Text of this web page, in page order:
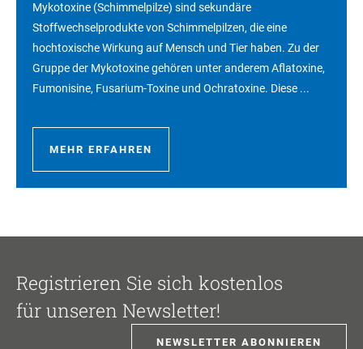
Mykotoxine (Schimmelpilze) sind sekundäre
Stoffwechselprodukte von Schimmelpilzen, die eine
hochtoxische Wirkung auf Mensch und Tier haben. Zu der
Gruppe der Mykotoxine gehören unter anderem Aflatoxine,
Fumonisine, Fusarium-Toxine und Ochratoxine. Diese ...
MEHR ERFAHREN
Registrieren Sie sich kostenlos
für unseren Newsletter!
NEWSLETTER ABONNIEREN